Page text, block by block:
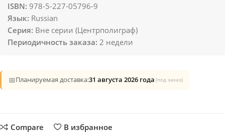
ISBN: 978-5-227-05796-9
Язык: Russian
Серия: Вне серии (Центрполиграф)
Периодичность заказа: 2 недели
📅Планируемая доставка:31 августа 2026 года (под заказ)
Compare В избранное